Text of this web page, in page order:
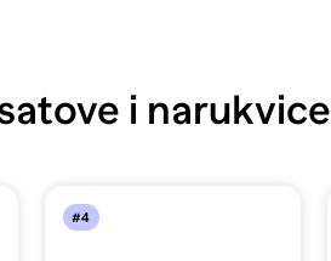
i narukvice
#4